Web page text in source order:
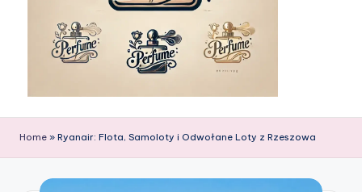
Home » Ryanair: Flota, Samoloty i Odwołane Loty z Rzeszowa